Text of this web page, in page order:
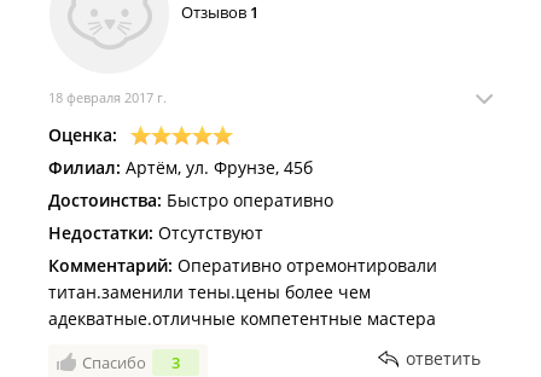
Отзывов 1
18 февраля 2017 г.
Оценка:
Филиал: Артём, ул. Фрунзе, 45б
Достоинства: Быстро оперативно
Недостатки: Отсутствуют
Комментарий: Оперативно отремонтировали
титан.заменили тены.цены более чем
адекватные.отличные компетентные мастера
Спасибо 3 ответить